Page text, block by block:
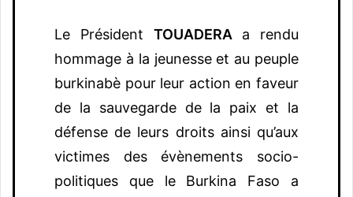
Le Président TOUADERAa rendu
hommage à la jeunesse et au peuple
burkinabè pour leur action en faveur
de la sauvegarde de la paix et la
défense de leurs droits ainsi qu’aux
victimes des évènements socio-
politiques que le Burkina Faso a